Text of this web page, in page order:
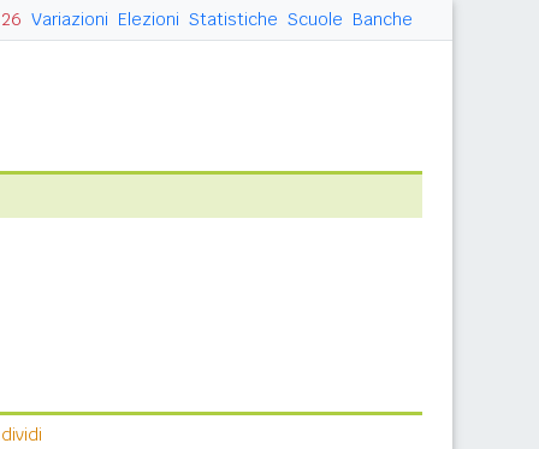
Variazioni Elezioni Statistiche Scuole Banche